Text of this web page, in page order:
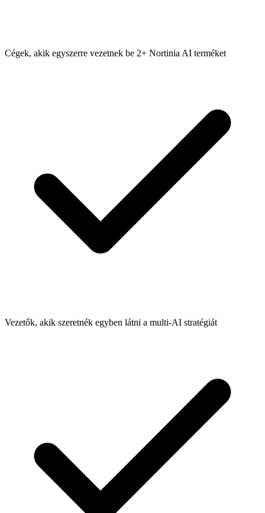
Cégek, akik egyszerre vezetnek be 2+ Nortinia AI terméket
Vezetők, akik szeretnék egyben látni a multi-AI stratégiát